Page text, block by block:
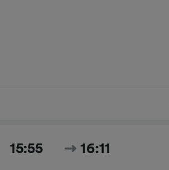
15:55 16:11